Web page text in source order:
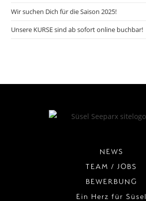
Wir suchen Dich für die Saison 2025!
Unsere KURSE sind ab sofort online buchbar!
NEWS
TEAM / JOBS
BEWERBUNG
Ein Herz für Süsel